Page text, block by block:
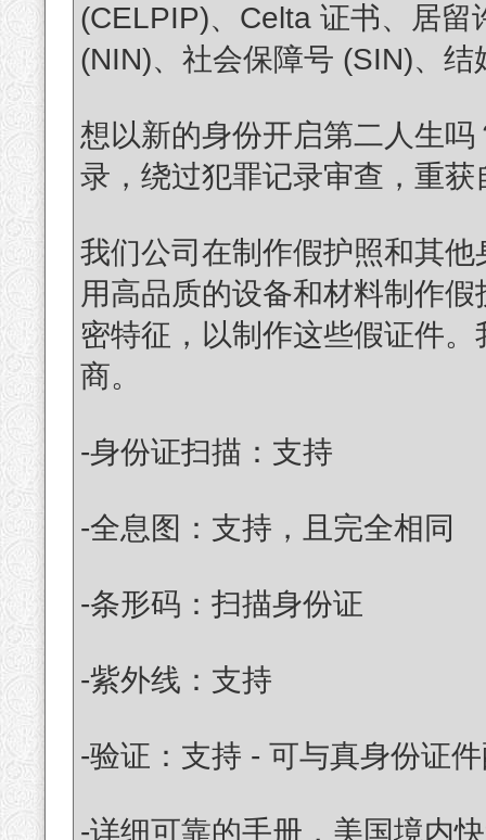
(CELPIP)、Celta 证书、居
(NIN)、社会保障号 (SIN)、
想以新的身份开启第二人生
录，绕过犯罪记录审查，重获
我们公司在制作假护照和其
用高品质的设备和材料制作
密特征，以制作这些假证件
商。
-身份证扫描：支持
-全息图：支持，且完全相同
-条形码：扫描身份证
-紫外线：支持
-验证：支持 - 可与真身份证
-详细可靠的手册，美国境内